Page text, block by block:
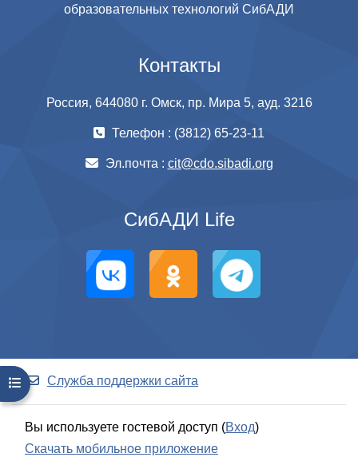
Открыть оглавление курса
т
и
д
о
образовательных технологий СибАДИ
Контакты
Россия, 644080 г. Омск, пр. Мира 5, ауд. 3216
Телефон : (3812) 65-23-11
Эл.почта : cit@cdo.sibadi.org
СибАДИ Life
Служба поддержки сайта
Вы используете гостевой доступ (Вход)
Скачать мобильное приложение